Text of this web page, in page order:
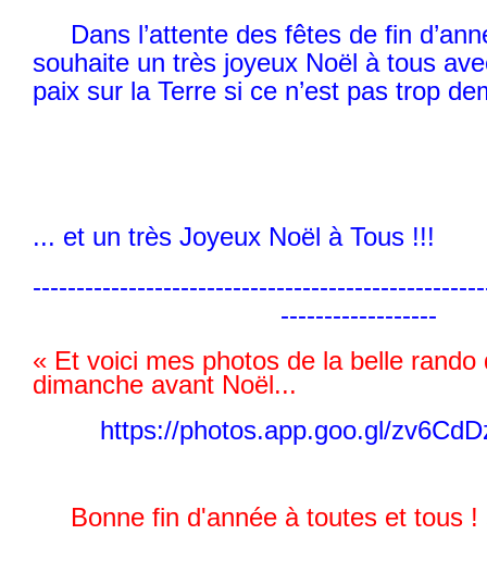
Dans l’attente des fêtes de fin
souhaite un très joyeux Noël à tous
paix sur la Terre si ce n’est pas trop
... et un très Joyeux Noël à Tous !!!
------------------
« Et voici mes photos de la belle rando
dimanche avant Noël...
https://photos.app.goo.gl/
Bonne fin d'année à toutes et tous !